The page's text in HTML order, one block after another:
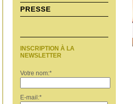
PRESSE
INSCRIPTION À LA
NEWSLETTER
Votre nom:*
E-mail:*